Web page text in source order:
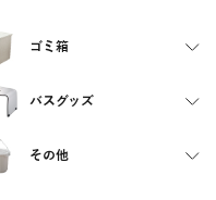
ゴミ箱
バスグッズ
その他